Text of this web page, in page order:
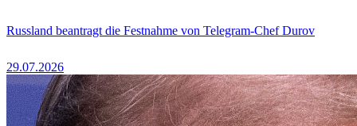
Russland beantragt die Festnahme von Telegram-Chef Durov
29.07.2026